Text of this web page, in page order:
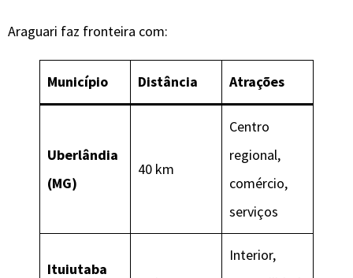
Araguari faz fronteira com:
Município Distância Atrações
Uberlândia
(MG)
40 km
Centro
regional,
comércio,
serviços
Ituiutaba
Interior,